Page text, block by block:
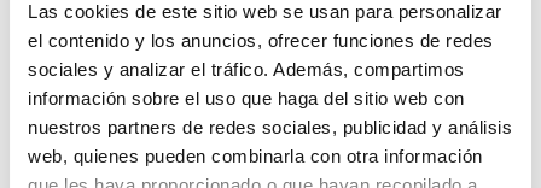
Las cookies de este sitio web se usan para personalizar
el contenido y los anuncios, ofrecer funciones de redes
sociales y analizar el tráfico. Además, compartimos
información sobre el uso que haga del sitio web con
nuestros partners de redes sociales, publicidad y análisis
web, quienes pueden combinarla con otra información
cooperativistas sino trabajadoras laborales. La
jornada anual del nuevo convenio es de 1.784
horas, 14 más que en el convenio actual. Las
perdidas en derechos sociales son muy
importantes. La subida salarial para los